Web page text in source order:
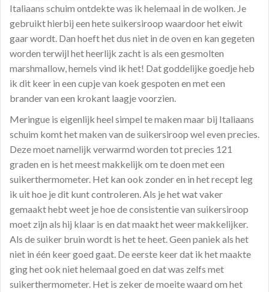
Italiaans schuim ontdekte was ik helemaal in de wolken. Je
gebruikt hierbij een hete suikersiroop waardoor het eiwit
gaar wordt. Dan hoeft het dus niet in de oven en kan gegeten
worden terwijl het heerlijk zacht is als een gesmolten
marshmallow, hemels vind ik het! Dat goddelijke goedje heb
ik dit keer in een cupje van koek gespoten en met een
brander van een krokant laagje voorzien.
Meringue is eigenlijk heel simpel te maken maar bij Italiaans
schuim komt het maken van de suikersiroop wel even precies.
Deze moet namelijk verwarmd worden tot precies 121
graden en is het meest makkelijk om te doen met een
suikerthermometer. Het kan ook zonder en in het recept leg
ik uit hoe je dit kunt controleren. Als je het wat vaker
gemaakt hebt weet je hoe de consistentie van suikersiroop
moet zijn als hij klaar is en dat maakt het weer makkelijker.
Als de suiker bruin wordt is het te heet. Geen paniek als het
niet in één keer goed gaat. De eerste keer dat ik het maakte
ging het ook niet helemaal goed en dat was zelfs met
suikerthermometer. Het is zeker de moeite waard om het